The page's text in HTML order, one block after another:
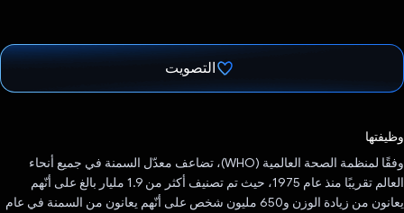
التصويت
وظيفتها
وفقًا لمنظمة الصحة العالمية (WHO)، تضاعف معدّل السمنة في جميع أنحاء
العالم تقريبًا منذ عام 1975، حيث تم تصنيف أكثر من 1.9 مليار بالغ على أنّهم
يعانون من زيادة الوزن و650 مليون شخص على أنّهم يعانون من السمنة في عام